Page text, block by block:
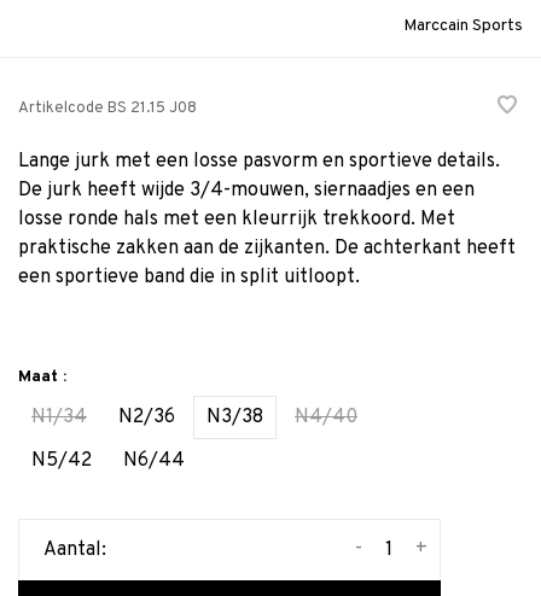
Marccain Sports
Artikelcode BS 21.15 J08
Lange jurk met een losse pasvorm en sportieve details.
De jurk heeft wijde 3/4-mouwen, siernaadjes en een
losse ronde hals met een kleurrijk trekkoord. Met
praktische zakken aan de zijkanten. De achterkant heeft
een sportieve band die in split uitloopt.
Maat :
N1/34 N2/36 N3/38
N4/40
N5/42
N6/44
Aantal: +
-